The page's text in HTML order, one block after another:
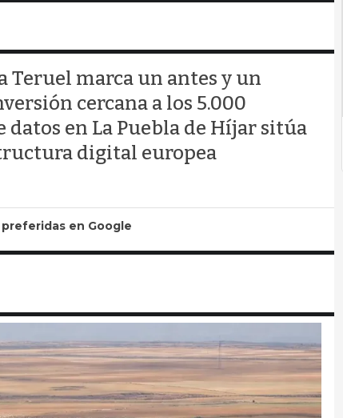
Teruel marca un antes y un
cercana a los 5.000
en La Puebla de Híjar sitúa
digital europea
en Google